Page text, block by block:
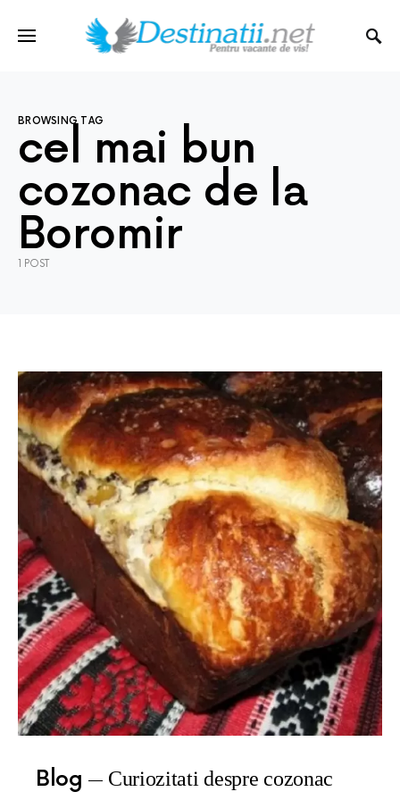
BROWSING TAG
cel mai bun
cozonac de la
Boromir
1 POST
Blog Curiozitati despre cozonac